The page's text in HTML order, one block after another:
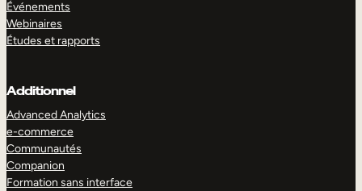
Événements
Webinaires
Études et rapports
Additionnel
Advanced Analytics
e-commerce
Communautés
Companion
Formation sans interface